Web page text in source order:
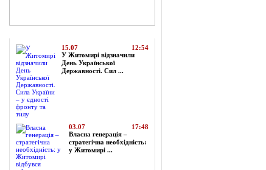
15.07
12:54
У Житомирі відзначили
День Української
Державності. Сил ...
03.07
17:48
Власна генерація –
стратегічна необхідність:
у Житомирі ...